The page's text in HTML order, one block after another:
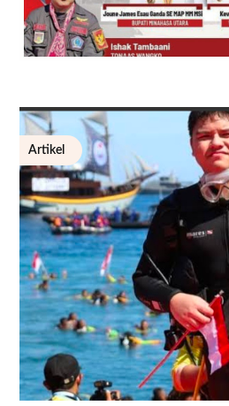
Artikel